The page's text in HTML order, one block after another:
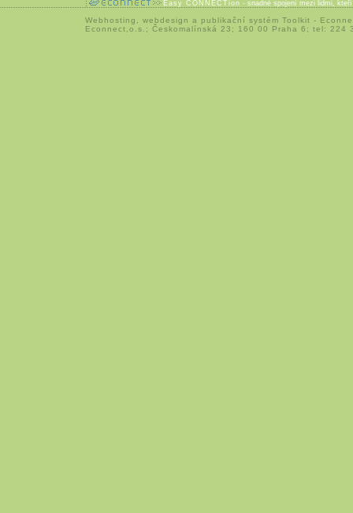
Easy CONNECTion - snadné spojení mezi lidmi,
Webhosting webdesign a publikační systém Toolkit -
Econnect,o.s.; Českomalínská 23; 160 00 Praha 6; tel: 224